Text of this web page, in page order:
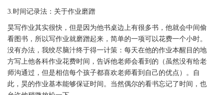
3.时间记录法：关于作业磨蹭
昊写作业其实很快，但是因为他书桌边上有很多书，他就会中间偷
看图书，所以写作业就磨蹭起来，简单的一项可以花费一个小时。
没有办法，我绞尽脑汁终于得一计策：每天在他的作业本醒目的地
方写上他各科作业花费时间，告诉他老师会看到的（虽然没有给老
师沟通过，但是相信每个孩子都喜欢老师看到自己的优点）。自
此，昊的作业基本能够保证时间。当然偶尔的看书忘记了时间，也